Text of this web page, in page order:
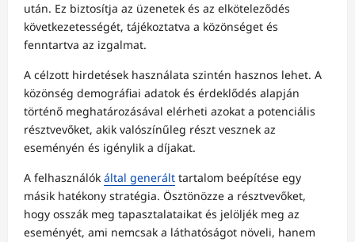
után. Ez biztosítja az üzenetek és az elköteleződés
következetességét, tájékoztatva a közönséget és
fenntartva az izgalmat.
A célzott hirdetések használata szintén hasznos lehet. A
közönség demográfiai adatok és érdeklődés alapján
történő meghatározásával elérheti azokat a potenciális
résztvevőket, akik valószínűleg részt vesznek az
eseményén és igénylik a díjakat.
A felhasználók által generált tartalom beépítése egy
másik hatékony stratégia. Ösztönözze a résztvevőket,
hogy osszák meg tapasztalataikat és jelöljék meg az
eseményét, ami nemcsak a láthatóságot növeli, hanem